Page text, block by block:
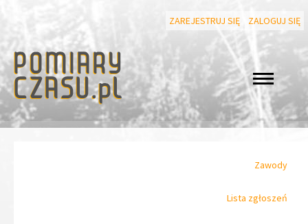
ZAREJESTRUJ SIĘ ZALOGUJ SIĘ
Zawody
Lista zgłoszeń